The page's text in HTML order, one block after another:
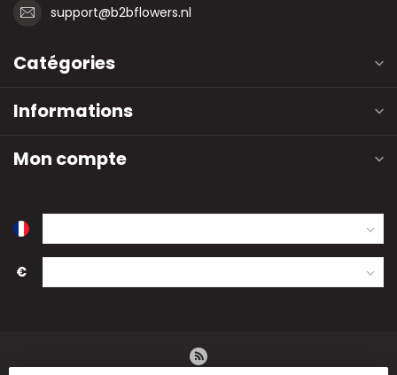
support@b2bflowers.nl
Catégories
Informations
Mon compte
€